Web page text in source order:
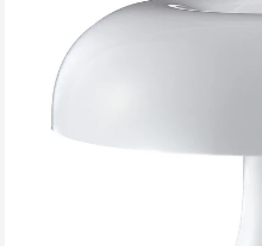
imágenes